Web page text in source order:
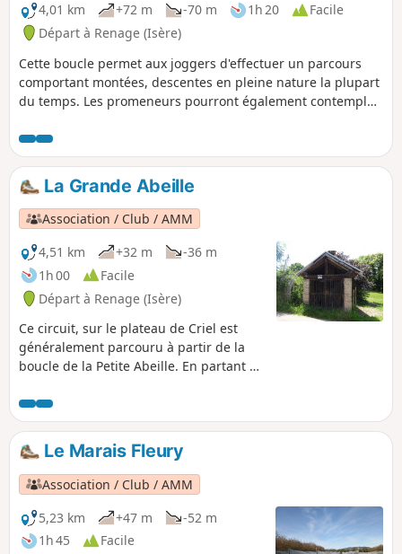
4,01 km
+72 m -70 m 1h 20
Facile
Départ à Renage (Isère)
Cette boucle permet aux joggers d'effectuer un parcours
comportant montées, descentes en pleine nature la plupart
du temps. Les promeneurs pourront également contempler
La Grande Abeille
Association / Club / AMM
4,51 km
+32 m
-36 m
1h 00
Facile
Départ à Renage (Isère)
Ce circuit, sur le plateau de Criel est
généralement parcouru à partir de la
boucle de la Petite Abeille. En partant de
Fleury, où sur la droite de celle-ci un
ancien four à pain est encore utilisé lors
d'évènements festifs. Ensuite, un
chemin agricole vous emmènera parmi
vergers, noyeraies et pâtures, sur un
parcours en sous-bois.
Le Marais Fleury
Association / Club / AMM
5,23 km
+47 m
-52 m
1h 45
Facile